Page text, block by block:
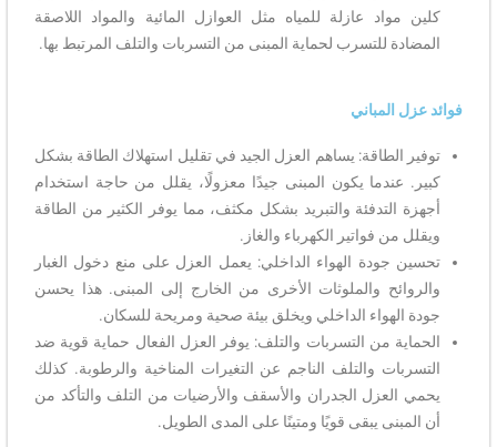
كلين مواد عازلة للمياه مثل العوازل المائية والمواد اللاصقة
المضادة للتسرب لحماية المبنى من التسربات والتلف المرتبط بها.
فوائد عزل المباني
توفير الطاقة: يساهم العزل الجيد في تقليل استهلاك الطاقة بشكل
كبير. عندما يكون المبنى جيدًا معزولًا، يقلل من حاجة استخدام
أجهزة التدفئة والتبريد بشكل مكثف، مما يوفر الكثير من الطاقة
ويقلل من فواتير الكهرباء والغاز.
تحسين جودة الهواء الداخلي: يعمل العزل على منع دخول الغبار
والروائح والملوثات الأخرى من الخارج إلى المبنى. هذا يحسن
جودة الهواء الداخلي ويخلق بيئة صحية ومريحة للسكان.
الحماية من التسربات والتلف: يوفر العزل الفعال حماية قوية ضد
التسربات والتلف الناجم عن التغيرات المناخية والرطوبة. كذلك
يحمي العزل الجدران والأسقف والأرضيات من التلف والتأكد من
أن المبنى يبقى قويًا ومتينًا على المدى الطويل.